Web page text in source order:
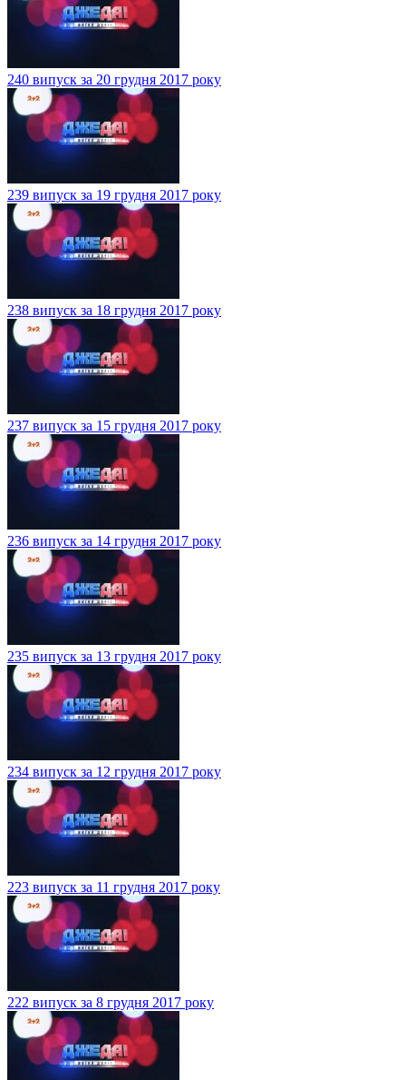
240 випуск за 20 грудня 2017 року
239 випуск за 19 грудня 2017 року
238 випуск за 18 грудня 2017 року
237 випуск за 15 грудня 2017 року
236 випуск за 14 грудня 2017 року
235 випуск за 13 грудня 2017 року
234 випуск за 12 грудня 2017 року
223 випуск за 11 грудня 2017 року
222 випуск за 8 грудня 2017 року